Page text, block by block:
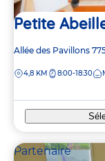
Petite
Adresse
la
Allée des Pavillons
DISTANCE
4,8 KM 8:00-18:30
Partenaire